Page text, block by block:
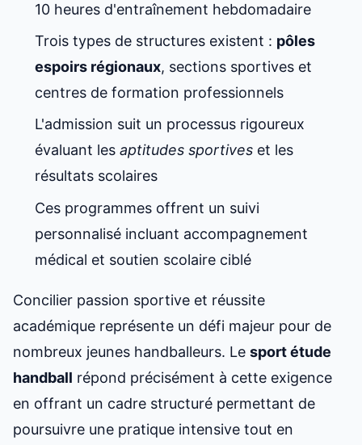
10 heures d'entraînement hebdomadaire
Trois types de structures existent : pôles
espoirs régionaux, sections sportives et
centres de formation professionnels
L'admission suit un processus rigoureux
évaluant les aptitudes sportives et les
résultats scolaires
Ces programmes offrent un suivi
personnalisé incluant accompagnement
médical et soutien scolaire ciblé
Concilier passion sportive et réussite
académique représente un défi majeur pour de
nombreux jeunes handballeurs. Le sport étude
handball répond précisément à cette exigence
en offrant un cadre structuré permettant de
poursuivre une pratique intensive tout en